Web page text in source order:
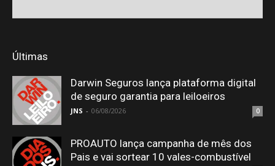
Últimas
Darwin Seguros lança plataforma digital
de seguro garantia para leiloeiros
JNS - 06/08/2026 0
PROAUTO lança campanha de mês dos
Pais e vai sortear 10 vales-combustível